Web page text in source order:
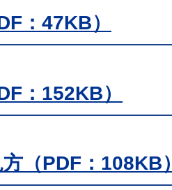
：47KB）
：152KB）
（PDF：108KB）